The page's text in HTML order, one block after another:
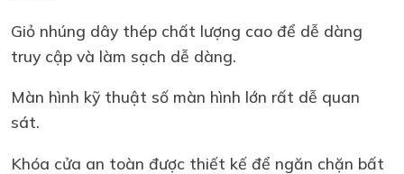
Giỏ nhúng dây thép chất lượng cao để dễ dàng
truy cập và làm sạch dễ dàng.
Màn hình kỹ thuật số màn hình lớn rất dễ quan
sát.
Khóa cửa an toàn được thiết kế để ngăn chặn bất